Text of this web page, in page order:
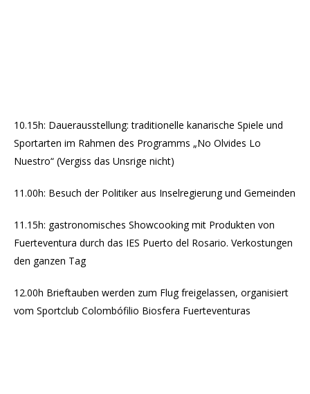
10.15h: Dauerausstellung: traditionelle kanarische Spiele und
Sportarten im Rahmen des Programms „No Olvides Lo
Nuestro“ (Vergiss das Unsrige nicht)
11.00h: Besuch der Politiker aus Inselregierung und Gemeinden
11.15h: gastronomisches Showcooking mit Produkten von
Fuerteventura durch das IES Puerto del Rosario. Verkostungen
den ganzen Tag
12.00h Brieftauben werden zum Flug freigelassen, organisiert
vom Sportclub Colombófilio Biosfera Fuerteventuras